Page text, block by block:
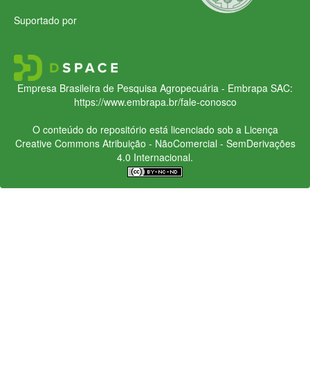
Suportado por
Empresa Brasileira de Pesquisa Agropecuária - Embrapa SAC:
https://www.embrapa.br/fale-conosco
O conteúdo do repositório está licenciado sob a Licença
Creative CommonsAtribuição - NãoComercial - SemDerivações
4.0 Internacional.